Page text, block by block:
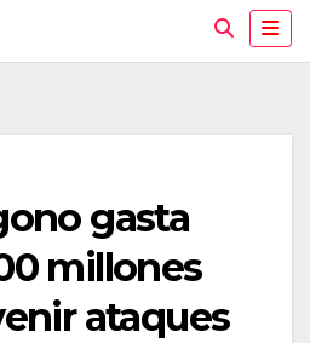
gasta
millones
ataques